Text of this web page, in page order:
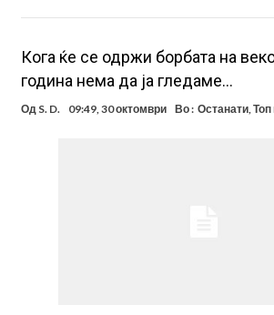
Кога ќе се одржи борбата на
година нема да ја гледаме…
Од S. D. 09:49, 30 октомври Во : Останати, Топ